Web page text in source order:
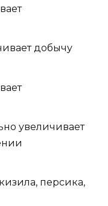
добычу
увеличивает
персика,